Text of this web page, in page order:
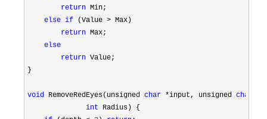
return Min;
else if (Value > Max)
return Max;
else
return Value;
}
void RemoveRedEyes(unsigned char *input, unsigned char
int Radius) {